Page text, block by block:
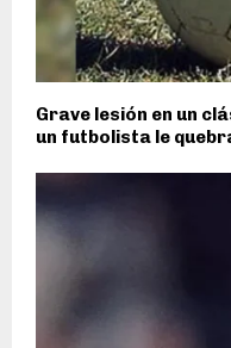
Grave lesión en un
un futbolista le